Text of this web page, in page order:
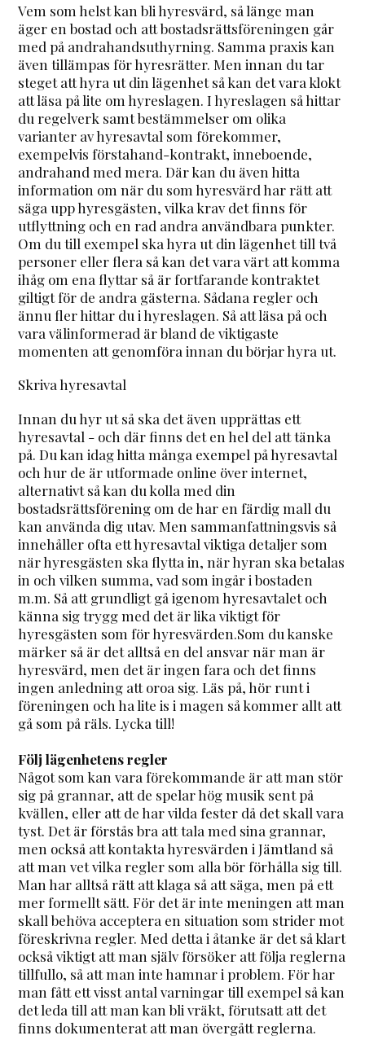
Vem som helst kan bli hyresvärd, så länge man
äger en bostad och att bostadsrättsföreningen går
med på andrahandsuthyrning. Samma praxis kan
även tillämpas för hyresrätter. Men innan du tar
steget att hyra ut din lägenhet så kan det vara klokt
att läsa på lite om hyreslagen. I hyreslagen så hittar
du regelverk samt bestämmelser om olika
varianter av hyresavtal som förekommer,
exempelvis förstahand-kontrakt, inneboende,
andrahand med mera. Där kan du även hitta
information om när du som hyresvärd har rätt att
säga upp hyresgästen, vilka krav det finns för
utflyttning och en rad andra användbara punkter.
Om du till exempel ska hyra ut din lägenhet till två
personer eller flera så kan det vara värt att komma
ihåg om ena flyttar så är fortfarande kontraktet
giltigt för de andra gästerna. Sådana regler och
ännu fler hittar du i hyreslagen. Så att läsa på och
vara välinformerad är bland de viktigaste
momenten att genomföra innan du börjar hyra ut.
Skriva hyresavtal
Innan du hyr ut så ska det även upprättas ett
hyresavtal - och där finns det en hel del att tänka
på. Du kan idag hitta många exempel på hyresavtal
och hur de är utformade online över internet,
alternativt så kan du kolla med din
bostadsrättsförening om de har en färdig mall du
kan använda dig utav. Men sammanfattningsvis så
innehåller ofta ett hyresavtal viktiga detaljer som
när hyresgästen ska flytta in, när hyran ska betalas
in och vilken summa, vad som ingår i bostaden
m.m. Så att grundligt gå igenom hyresavtalet och
känna sig trygg med det är lika viktigt för
hyresgästen som för hyresvärden.Som du kanske
märker så är det alltså en del ansvar när man är
hyresvärd, men det är ingen fara och det finns
ingen anledning att oroa sig. Läs på, hör runt i
föreningen och ha lite is i magen så kommer allt att
gå som på räls. Lycka till!
Följ lägenhetens regler
Något som kan vara förekommande är att man stör
sig på grannar, att de spelar hög musik sent på
kvällen, eller att de har vilda fester då det skall vara
tyst. Det är förstås bra att tala med sina grannar,
men också att kontakta hyresvärden i Jämtland så
att man vet vilka regler som alla bör förhålla sig till.
Man har alltså rätt att klaga så att säga, men på ett
mer formellt sätt. För det är inte meningen att man
skall behöva acceptera en situation som strider mot
föreskrivna regler. Med detta i åtanke är det så klart
också viktigt att man själv försöker att följa reglerna
tillfullo, så att man inte hamnar i problem. För har
man fått ett visst antal varningar till exempel så kan
det leda till att man kan bli vräkt, förutsatt att det
finns dokumenterat att man övergått reglerna.